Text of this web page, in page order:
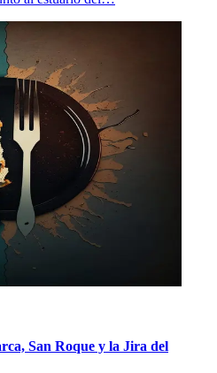
San Roque y la Jira del